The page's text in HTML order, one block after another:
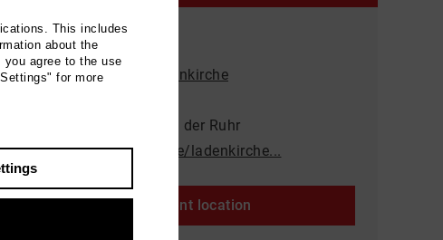
Event location
Evangelische Ladenkirche
45468 Mülheim an der Ruhr
kirche-muelheim.de/ladenkirche...
Event location
This includes
about the
agree to the use
for more